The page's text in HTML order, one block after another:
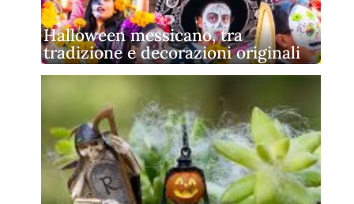
Halloween messicano, tra
tradizione e decorazioni originali